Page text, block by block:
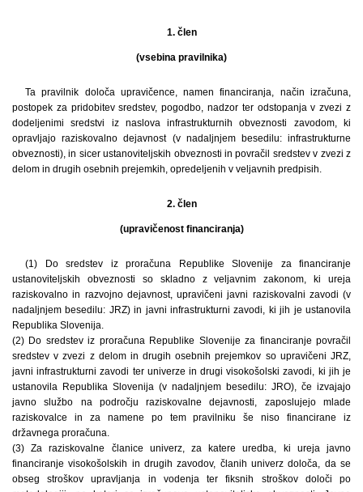
1. člen
(vsebina pravilnika)
Ta pravilnik določa upravičence, namen financiranja, način izračuna,
postopek za pridobitev sredstev, pogodbo, nadzor ter odstopanja v zvezi z
dodeljenimi sredstvi iz naslova infrastrukturnih obveznosti zavodom, ki
opravljajo raziskovalno dejavnost (v nadaljnjem besedilu: infrastrukturne
obveznosti), in sicer ustanoviteljskih obveznosti in povračil sredstev v zvezi z
delom in drugih osebnih prejemkih, opredeljenih v veljavnih predpisih.
2. člen
(upravičenost financiranja)
(1) Do sredstev iz proračuna Republike Slovenije za financiranje
ustanoviteljskih obveznosti so skladno z veljavnim zakonom, ki ureja
raziskovalno in razvojno dejavnost, upravičeni javni raziskovalni zavodi (v
nadaljnjem besedilu: JRZ) in javni infrastrukturni zavodi, ki jih je ustanovila
Republika Slovenija.
(2) Do sredstev iz proračuna Republike Slovenije za financiranje povračil
sredstev v zvezi z delom in drugih osebnih prejemkov so upravičeni JRZ,
javni infrastrukturni zavodi ter univerze in drugi visokošolski zavodi, ki jih je
ustanovila Republika Slovenija (v nadaljnjem besedilu: JRO), če izvajajo
javno službo na področju raziskovalne dejavnosti, zaposlujejo mlade
raziskovalce in za namene po tem pravilniku še niso financirane iz
državnega proračuna.
(3) Za raziskovalne članice univerz, za katere uredba, ki ureja javno
financiranje visokošolskih in drugih zavodov, članih univerz določa, da se
obseg stroškov upravljanja in vodenja ter fiksnih stroškov določi po